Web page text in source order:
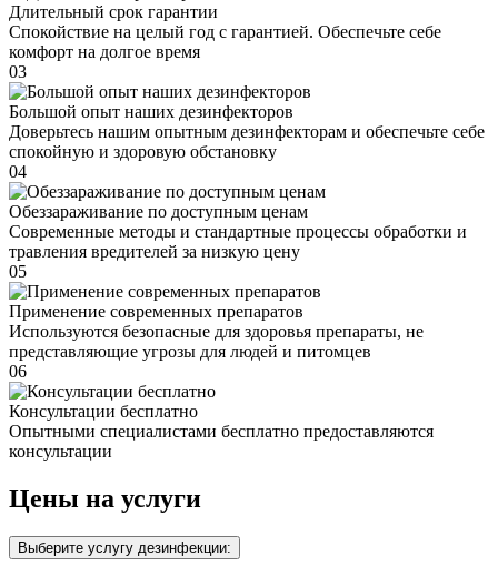
Длительный срок гарантии
Спокойствие на целый год с гарантией. Обеспечьте себе
комфорт на долгое время
03
Большой опыт наших дезинфекторов
Доверьтесь нашим опытным дезинфекторам и обеспечьте себе
спокойную и здоровую обстановку
04
Обеззараживание по доступным ценам
Современные методы и стандартные процессы обработки и
травления вредителей за низкую цену
05
Применение современных препаратов
Используются безопасные для здоровья препараты, не
представляющие угрозы для людей и питомцев
06
Консультации бесплатно
Опытными специалистами бесплатно предоставляются
консультации
Цены на услуги
Выберите услугу дезинфекции: